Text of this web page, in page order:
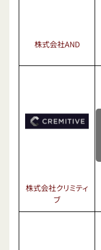
株式会社AND
株式会社クリミティ
ブ